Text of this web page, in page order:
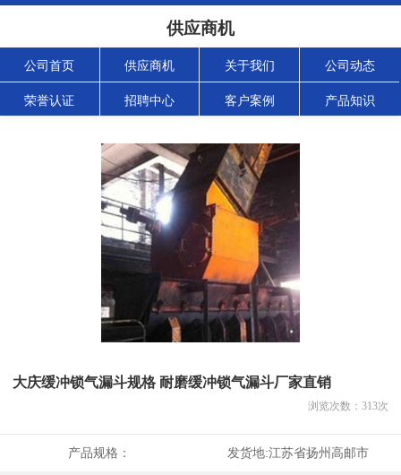
供应商机
公司首页 供应商机 关于我们 公司动态
荣誉认证 招聘中心 客户案例 产品知识
大庆缓冲锁气漏斗规格 耐磨缓冲锁气漏斗厂家直销
浏览次数： 313次
产品规格： 发货地:江苏省扬州高邮市